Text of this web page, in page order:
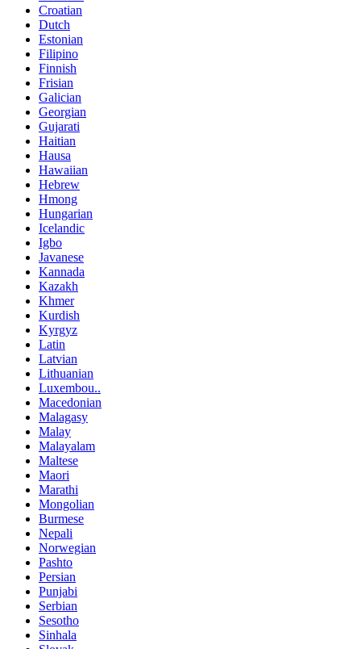
Croatian
Dutch
Estonian
Filipino
Finnish
Frisian
Galician
Georgian
Gujarati
Haitian
Hausa
Hawaiian
Hebrew
Hmong
Hungarian
Icelandic
Igbo
Javanese
Kannada
Kazakh
Khmer
Kurdish
Kyrgyz
Latin
Latvian
Lithuanian
Luxembou..
Macedonian
Malagasy
Malay
Malayalam
Maltese
Maori
Marathi
Mongolian
Burmese
Nepali
Norwegian
Pashto
Persian
Punjabi
Serbian
Sesotho
Sinhala